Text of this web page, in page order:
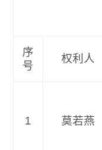
序
号
权利人
1 莫若燕